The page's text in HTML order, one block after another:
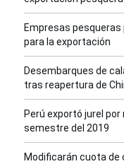
Empresas
para la exportación
Desembarques de
tras reapertura de
Perú exportó jurel
semestre del 2019
Modificarán cuota